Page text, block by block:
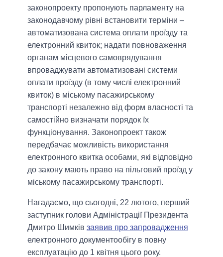
законопроекту пропонують парламенту на
законодавчому рівні встановити терміни –
автоматизована система оплати проїзду та
електронний квиток; надати повноваження
органам місцевого самоврядування
впроваджувати автоматизовані системи
оплати проїзду (в тому числі електронний
квиток) в міському пасажирському
транспорті незалежно від форм власності та
самостійно визначати порядок їх
функціонування. Законопроект також
передбачає можливість використання
електронного квитка особами, які відповідно
до закону мають право на пільговий проїзд у
міському пасажирському транспорті.
Нагадаємо, що сьогодні, 22 лютого, перший
заступник голови Адміністрації Президента
Дмитро Шимків заявив про запровадження
електронного документообігу в повну
експлуатацію до 1 квітня цього року.